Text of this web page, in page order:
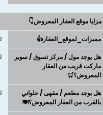
مزايا موقع العقار المعروض👇
مميزات_لموقع_العقار👍
هل يوجد مول / مركز تسوق / سوبر
ماركت قريب من العقار
المعروض؟🛒
هل يوجد مطعم / مقهى / حلواني
بالقرب من العقار المعروض؟🍽️